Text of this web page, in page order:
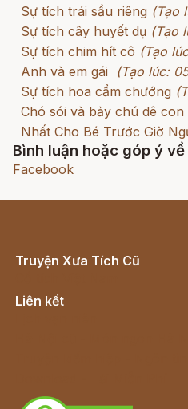
Sự tích trái sầu riêng (Tạo
Sự tích cây huyết dụ (Tạo
Sự tích chim hít cô (Tạo
Anh và em gái
(Tạo lúc:
Sự tích hoa cẩm chướng
Chó sói và bảy chú dê
Nhất Cho Bé Trước Giờ
Bình luận hoặc góp ý
Facebook
Truyện Xưa Tích Cũ
Liên kết